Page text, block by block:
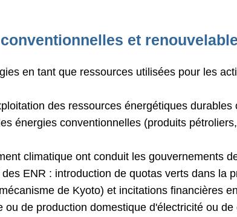
et
en tant que ressources utilisées pour les
des ressources énergétiques
énergies conventionnelles (produits
climatique ont conduit les gouvernements
ENR : introduction de quotas verts dans la
de Kyoto) et incitations financières
ou de production domestique d'électricité ou